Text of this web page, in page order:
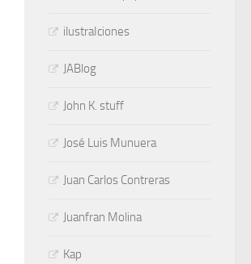
ilustraIciones
JABlog
John K. stuff
José Luis Munuera
Juan Carlos Contreras
Juanfran Molina
Kap